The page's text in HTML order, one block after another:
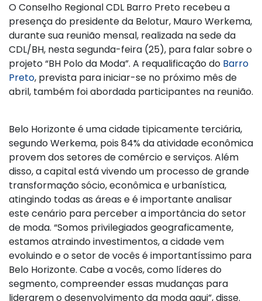
O Conselho Regional CDL Barro Preto recebeu a
presença do presidente da Belotur, Mauro Werkema,
durante sua reunião mensal, realizada na sede da
CDL/BH, nesta segunda-feira (25), para falar sobre o
projeto “BH Polo da Moda”. A requalificação do Barro
Preto, prevista para iniciar-se no próximo mês de
abril, também foi abordada participantes na reunião.
Belo Horizonte é uma cidade tipicamente terciária,
segundo Werkema, pois 84% da atividade econômica
provem dos setores de comércio e serviços. Além
disso, a capital está vivendo um processo de grande
transformação sócio, econômica e urbanística,
atingindo todas as áreas e é importante analisar
este cenário para perceber a importância do setor
de moda. “Somos privilegiados geograficamente,
estamos atraindo investimentos, a cidade vem
evoluindo e o setor de vocês é importantíssimo para
Belo Horizonte. Cabe a vocês, como líderes do
segmento, compreender essas mudanças para
liderarem o desenvolvimento da moda aqui”, disse.